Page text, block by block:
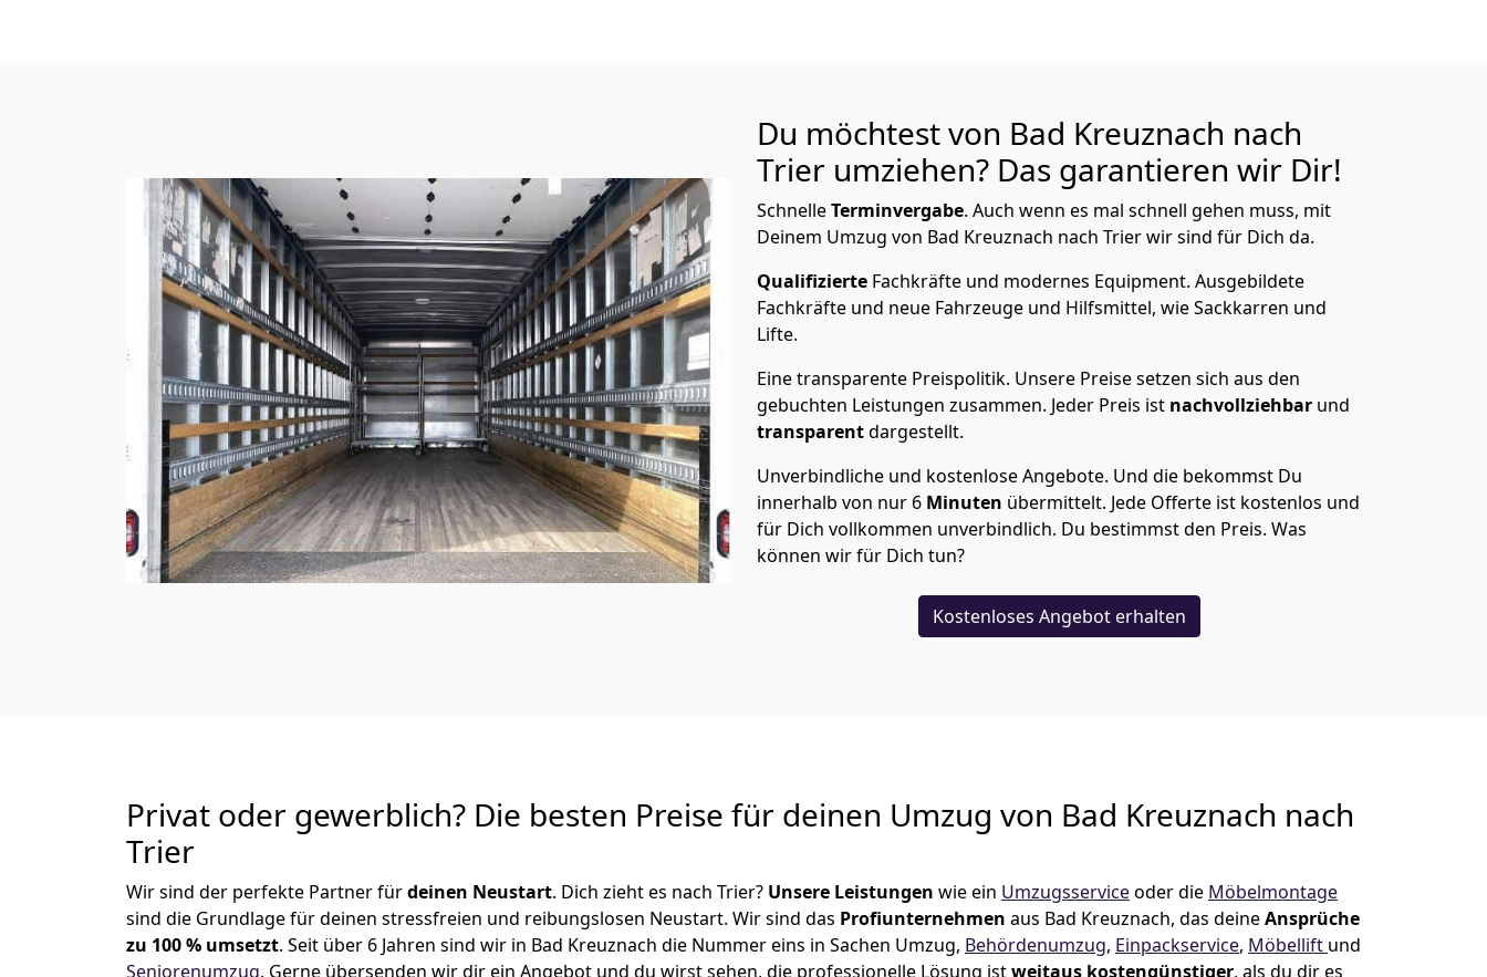
Du möchtest von Bad Kreuznach nach
Trier umziehen? Das garantieren wir Dir!
SchnelleTerminvergabe. Auch wenn es mal schnell gehen muss, mit
Deinem Umzug von Bad Kreuznach nach Trier wir sind für Dich da.
Qualifizierte Fachkräfte und modernes Equipment. Ausgebildete
Fachkräfte und neue Fahrzeuge und Hilfsmittel, wie Sackkarren und
Lifte.
Eine transparente Preispolitik. Unsere Preise setzen sich aus den
gebuchten Leistungen zusammen. Jeder Preis ist nachvollziehbar und
transparentdargestellt.
Unverbindliche und kostenlose Angebote. Und die bekommst Du
innerhalb von nur 6 Minuten übermittelt. Jede Offerte ist kostenlos und
für Dich vollkommen unverbindlich. Du bestimmst den Preis. Was
können wir für Dich tun?
Kostenloses Angebot erhalten
Privat oder gewerblich? Die besten Preise für deinen Umzug von Bad Kreuznach nach
Trier
Wir sind der perfekte Partner fürdeinen Neustart. Dich zieht es nach Trier? Unsere Leistungen wie ein Umzugsserviceoder die Möbelmontage
sind die Grundlage für deinen stressfreien und reibungslosen Neustart. Wir sind das Profiunternehmen aus Bad Kreuznach, das deineAnsprüche
zu 100 % umsetzt. Seit über 6 Jahren sind wir in Bad Kreuznach die Nummer eins in Sachen Umzug, Behördenumzug, Einpackservice, Möbellift und
Seniorenumzug. Gerne übersenden wir dir ein Angebot und du wirst sehen, die professionelle Lösung istweitaus kostengünstiger, als du dir es